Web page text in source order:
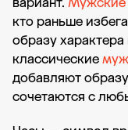
кто раньше
образу
классические
добавляют
сочетаются с